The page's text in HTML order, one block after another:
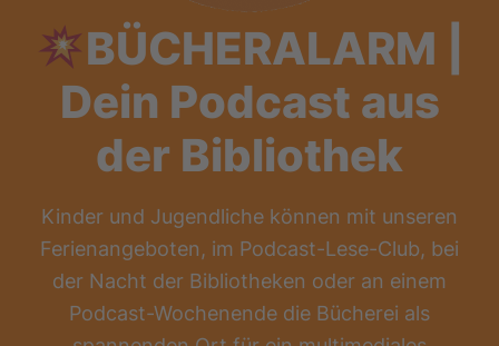
BÜCHERALARM |
Dein Podcast aus
der Bibliothek
Kinder und Jugendliche können mit unseren
Ferienangeboten, im Podcast-Lese-Club, bei
der Nacht der Bibliotheken oder an einem
Podcast-Wochenende die Bücherei als